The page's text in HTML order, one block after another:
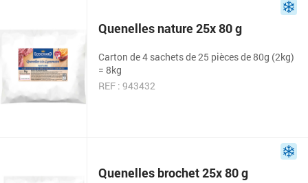
Quenelles nature 25x 80 g
Carton de 4 sachets de 25 pièces de 80g (2kg)
= 8kg
REF : 943432
Quenelles brochet 25x 80 g